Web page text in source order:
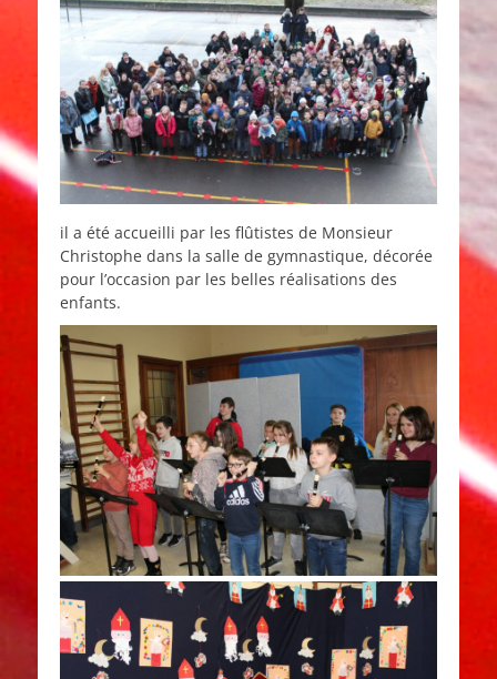
il a été accueilli par les flûtistes de Monsieur
Christophe dans la salle de gymnastique, décorée
pour l’occasion par les belles réalisations des
enfants.